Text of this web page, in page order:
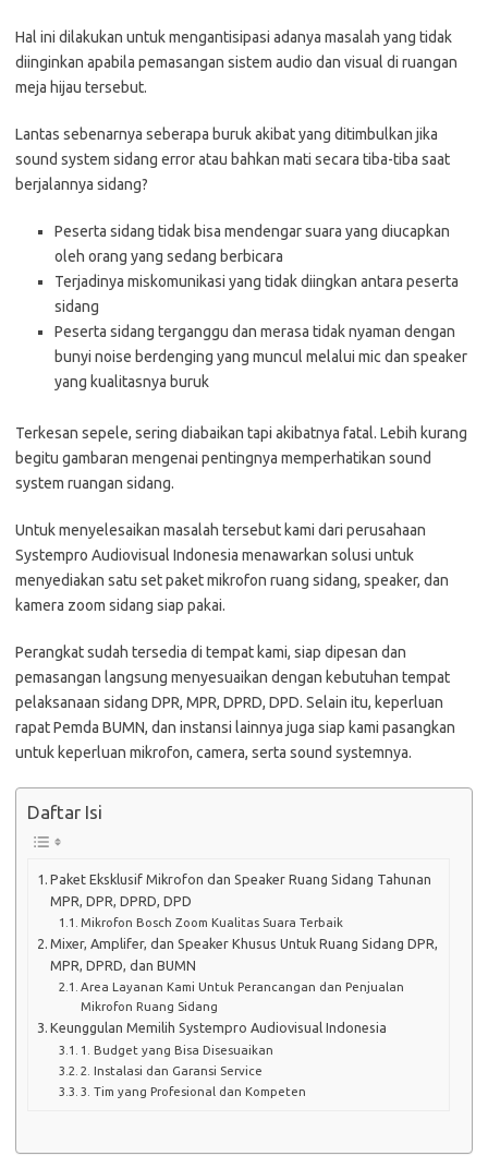
Hal ini dilakukan untuk mengantisipasi adanya masalah yang tidak
diinginkan apabila pemasangan sistem audio dan visual di ruangan
meja hijau tersebut.
Lantas sebenarnya seberapa buruk akibat yang ditimbulkan jika
sound system sidang error atau bahkan mati secara tiba-tiba saat
berjalannya sidang?
Peserta sidang tidak bisa mendengar suara yang diucapkan
oleh orang yang sedang berbicara
Terjadinya miskomunikasi yang tidak diingkan antara peserta
sidang
Peserta sidang terganggu dan merasa tidak nyaman dengan
bunyi noise berdenging yang muncul melalui mic dan speaker
yang kualitasnya buruk
Terkesan sepele, sering diabaikan tapi akibatnya fatal. Lebih kurang
begitu gambaran mengenai pentingnya memperhatikan sound
system ruangan sidang.
Untuk menyelesaikan masalah tersebut kami dari perusahaan
Systempro Audiovisual Indonesia menawarkan solusi untuk
menyediakan satu set paket mikrofon ruang sidang, speaker, dan
kamera zoom sidang siap pakai.
Perangkat sudah tersedia di tempat kami, siap dipesan dan
pemasangan langsung menyesuaikan dengan kebutuhan tempat
pelaksanaan sidang DPR, MPR, DPRD, DPD. Selain itu, keperluan
rapat Pemda BUMN, dan instansi lainnya juga siap kami pasangkan
untuk keperluan mikrofon, camera, serta sound systemnya.
Daftar Isi
Paket Eksklusif Mikrofon dan Speaker Ruang Sidang Tahunan
MPR, DPR, DPRD, DPD
Mikrofon Bosch Zoom Kualitas Suara Terbaik
Mixer, Amplifer, dan Speaker Khusus Untuk Ruang Sidang DPR,
MPR, DPRD, dan BUMN
Area Layanan Kami Untuk Perancangan dan Penjualan
Mikrofon Ruang Sidang
Keunggulan Memilih Systempro Audiovisual Indonesia
1. Budget yang Bisa Disesuaikan
2. Instalasi dan Garansi Service
3. Tim yang Profesional dan Kompeten